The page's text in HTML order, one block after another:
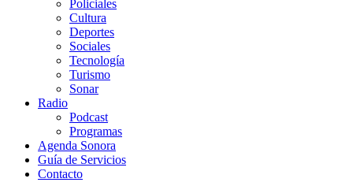
Policiales
Cultura
Deportes
Sociales
Tecnología
Turismo
Sonar
Radio
Podcast
Programas
Agenda Sonora
Guía de Servicios
Contacto